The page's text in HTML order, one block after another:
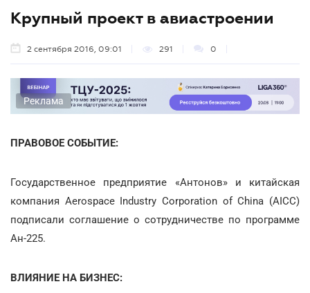
Крупный проект в авиастроении
2 сентября 2016, 09:01 291 0
Реклама
ПРАВОВОЕ СОБЫТИЕ:
Государственное предприятие «Антонов» и китайская
компания Aerospace Industry Corporation of China (AICC)
подписали соглашение о сотрудничестве по программе
Ан-225.
ВЛИЯНИЕ НА БИЗНЕС: